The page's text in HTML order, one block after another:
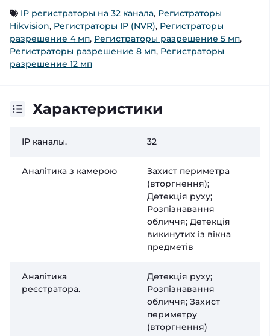
IP регистраторы на 32 канала, Регистраторы
Hikvision, Регистраторы IP (NVR), Регистраторы
разрешение 4 мп, Регистраторы разрешение 5 мп,
Регистраторы разрешение 8 мп, Регистраторы
разрешение 12 мп
Характеристики
IP каналы. 32
Аналітика з камерою
Захист периметра
(вторгнення);
Детекція руху;
Розпізнавання
обличчя; Детекція
викинутих із вікна
предметів
Аналітика
реєстратора.
Детекція руху;
Розпізнавання
обличчя; Захист
периметру
(вторгнення)